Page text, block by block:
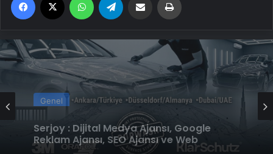
Genel
Genel
UETDS Nedir ? Uetds.com İle Akıllı Dijital
Taşımacılık Yazılımı